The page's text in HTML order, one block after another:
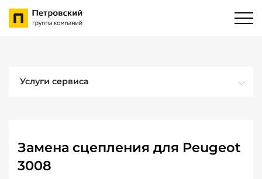
Услуги сервиса
Замена сцепления для Peugeot
3008